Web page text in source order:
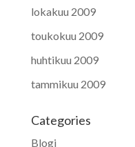
lokakuu 2009
toukokuu 2009
huhtikuu 2009
tammikuu 2009
Categories
Blogi